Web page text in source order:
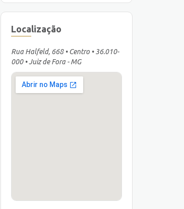
Localização
Rua Halfeld, 668 • Centro • 36.010-
000 • Juiz de Fora - MG